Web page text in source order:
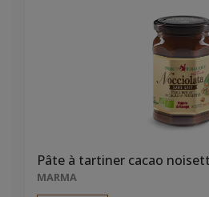
MARMA